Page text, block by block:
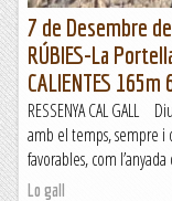
7 de Desembre
RÚBIES-La
CALIENTES 165m
RESSENYA CAL GALL
amb el temps, sempre i
favorables, com
Lo gall